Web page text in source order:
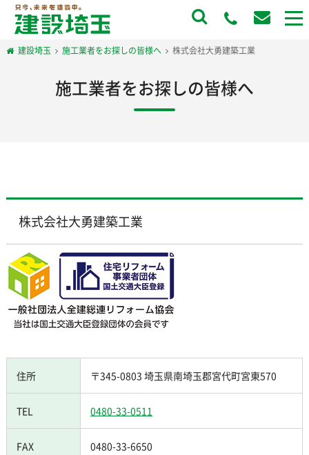
建設埼玉 施工業者をお探しの皆様へ 株式会社大勇建築工業
施工業者をお探しの皆様へ
株式会社大勇建築工業
住所 〒345-0803 埼玉県南埼玉郡宮代町宮東570
TEL 0480-33-0511
FAX 0480-33-6650